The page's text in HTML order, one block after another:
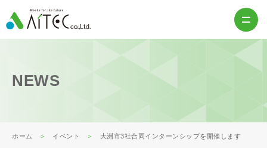
NEWS
ホーム イベント 大洲市3社合同インターンシップを開催します